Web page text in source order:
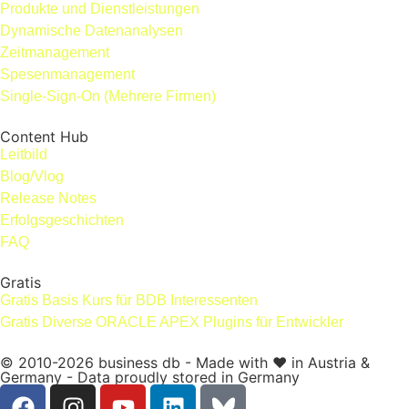
Produkte und Dienstleistungen
Dynamische Datenanalysen
Zeitmanagement
Spesenmanagement
Single-Sign-On (Mehrere Firmen)
Content Hub
Leitbild
Blog/Vlog
Release Notes
Erfolgsgeschichten
FAQ
Gratis
Gratis Basis Kurs für BDB Interessenten
Gratis Diverse ORACLE APEX Plugins für Entwickler
© 2010-2026 business db - Made with ❤️ in Austria &
Germany - Data proudly stored in Germany